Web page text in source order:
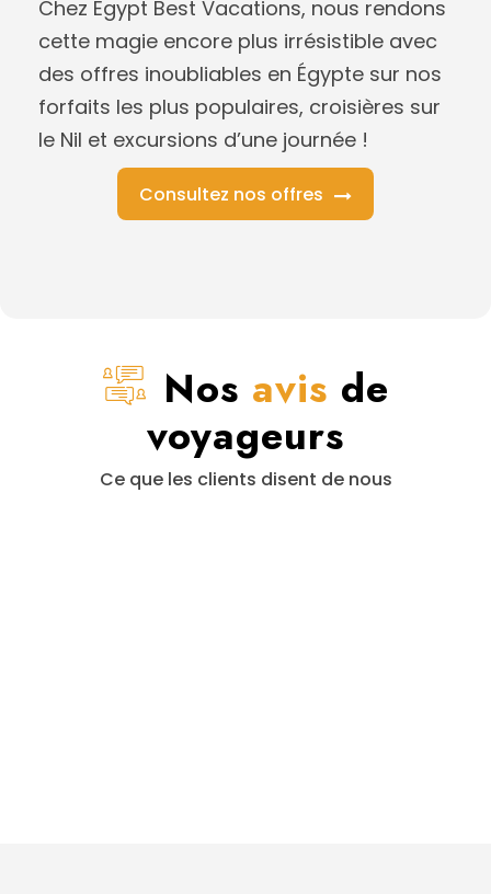
Chez Egypt Best Vacations, nous rendons
cette magie encore plus irrésistible avec
des offres inoubliables en Égypte sur nos
forfaits les plus populaires, croisières sur
le Nil et excursions d’une journée !
Consultez nos offres
Nos avis de
voyageurs
Ce que les clients disent de nous